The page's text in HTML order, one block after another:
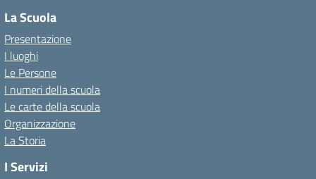
La Scuola
Presentazione
I luoghi
Le Persone
I numeri della scuola
Le carte della scuola
Organizzazione
La Storia
I Servizi